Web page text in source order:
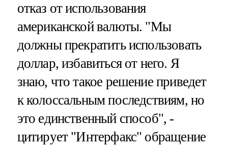
отказ от использования
американской валюты. "Мы
должны прекратить использовать
доллар, избавиться от него. Я
знаю, что такое решение приведет
к колоссальным последствиям, но
это единственный способ", -
цитирует "Интерфакс" обращение